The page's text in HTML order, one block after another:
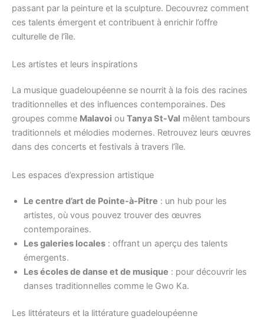
passant par la peinture et la sculpture. Decouvrez comment
ces talents émergent et contribuent à enrichir l’offre
culturelle de l’île.
Les artistes et leurs inspirations
La musique guadeloupéenne se nourrit à la fois des racines
traditionnelles et des influences contemporaines. Des
groupes comme Malavoi ou Tanya St-Val mêlent tambours
traditionnels et mélodies modernes. Retrouvez leurs œuvres
dans des concerts et festivals à travers l’île.
Les espaces d’expression artistique
Le centre d’art de Pointe-à-Pitre : un hub pour les
artistes, où vous pouvez trouver des œuvres
contemporaines.
Les galeries locales : offrant un aperçu des talents
émergents.
Les écoles de danse et de musique : pour découvrir les
danses traditionnelles comme le Gwo Ka.
Les littérateurs et la littérature guadeloupéenne